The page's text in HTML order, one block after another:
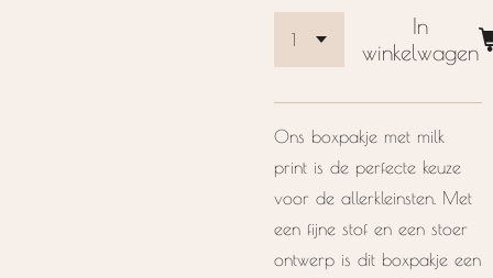
In
winkelwagen
Ons boxpakje met milk
print is de perfecte keuze
voor de allerkleinsten. Met
een fijne stof en een stoer
ontwerp is dit boxpakje een